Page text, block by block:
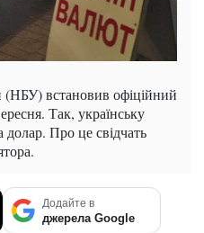
встановив офіційний
Так, українську
Про це свідчать
Додайте в
джерела Google